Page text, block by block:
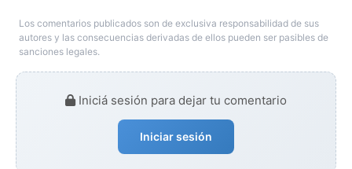
Los comentarios publicados son de exclusiva responsabilidad de sus
autores y las consecuencias derivadas de ellos pueden ser pasibles de
sanciones legales.
Iniciá sesión para dejar tu comentario
Iniciar sesión